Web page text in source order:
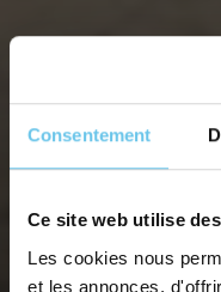
Consentement
Ce site web utilise
Les cookies nous
et les annonces,
DE SAINT-